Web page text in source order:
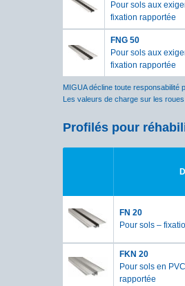
Pour sols aux
fixation rapportée
FNG 50
Pour sols aux
fixation rapportée
MIGUA décline toute responsabilité
Les valeurs de charge sur les
Profilés pour
FN 20
Pour sols –
FKN 20
Pour sols en
rapportée